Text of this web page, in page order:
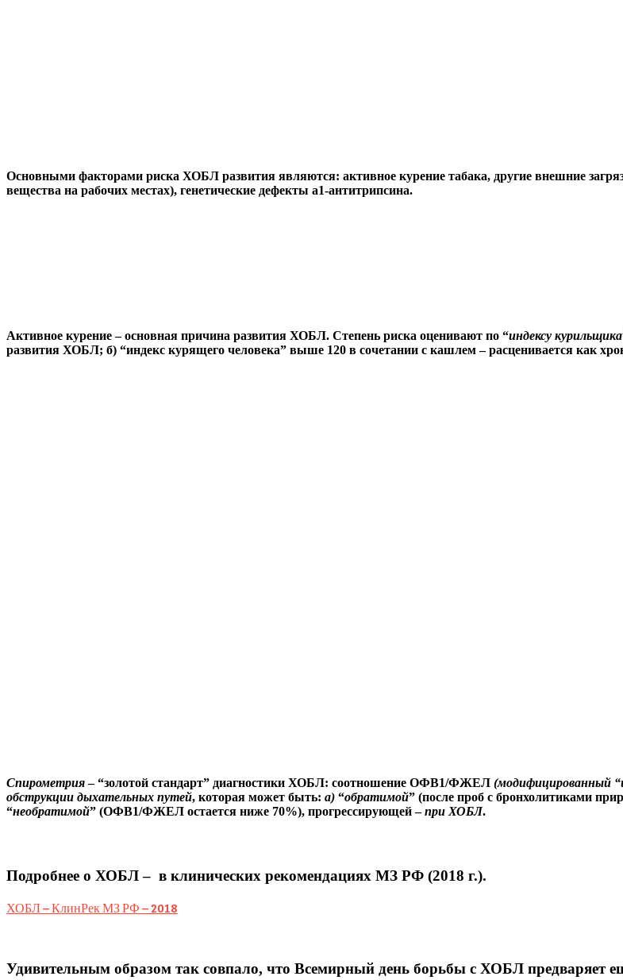
Основными факторами риска ХОБЛ развития являются: активное курение табака, другие внешние
вещества на рабочих местах), генетические дефекты а1-антитрипсина.
Активное курение– основная причина развития ХОБЛ. Степень риска оценивают по “индексу курильщика
развития ХОБЛ; б) “индекс курящего человека” выше 120 в сочетании с кашлем – расценивается как
Спирометрия – “золотой стандарт” диагностики ХОБЛ: соотношение ОФВ1/ФЖЕЛ (модифицированный
обструкции дыхательных путей, которая может быть: а) “обратимой” (после проб с бронхолитиками
“необратимой” (ОФВ1/ФЖЕЛ остается ниже 70%), прогрессирующей –при ХОБЛ.
Подробнее о ХОБЛ – в клинических рекомендациях МЗ РФ (2018 г.).
ХОБЛ – КлинРек МЗ РФ – 2018
Удивительным образом так совпало, что Всемирный день борьбы с ХОБЛ предваряет